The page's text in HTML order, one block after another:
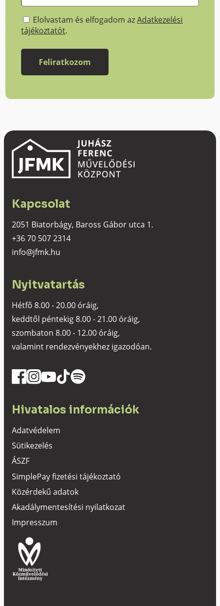
Elolvastam és elfogadom azAdatkezelési
tájékoztatót.
Kapcsolat
2051 Biatorbágy, Baross Gábor utca 1.
+36 70 507 2314
info@jfmk.hu
Nyitvatartás
Hétfő 8.00 - 20.00 óráig,
keddtől péntekig 8.00 - 21.00 óráig,
szombaton 8.00 - 12.00 óráig,
valamint rendezvényekhez igazodóan.
Hivatalos információk
Adatvédelem
Sütikezelés
ÁSZF
SimplePay fizetési tájékoztató
Közérdekű adatok
Akadálymentesítési nyilatkozat
Impresszum